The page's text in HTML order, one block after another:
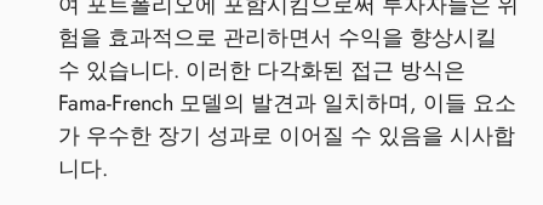
험을 효과적으로 관리하면서 수익을 향상시킬
수 있습니다. 이러한 다각화된 접근 방식은
Fama-French 모델의 발견과 일치하며, 이들 요소
가 우수한 장기 성과로 이어질 수 있음을 시사합
니다.